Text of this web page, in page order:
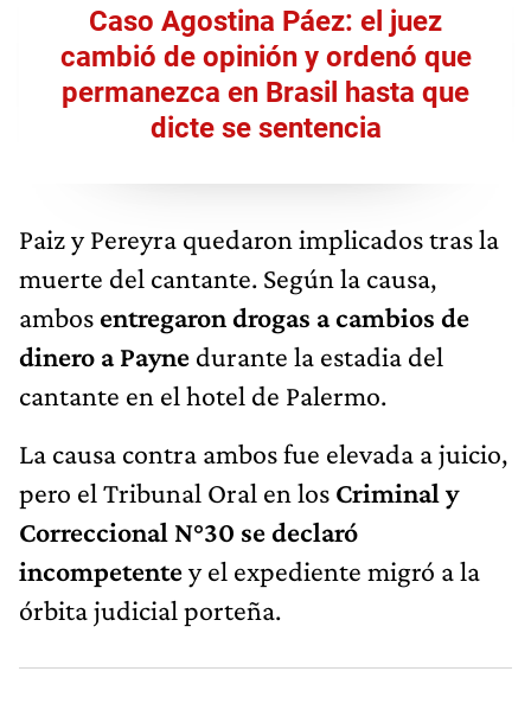
Caso Agostina Páez: el juez
cambió de opinión y ordenó que
permanezca en Brasil hasta que
dicte se sentencia
Paiz y Pereyra quedaron implicados tras la
muerte del cantante. Según la causa,
ambos entregaron drogas a cambios de
dinero a Payne durante la estadia del
cantante en el hotel de Palermo.
La causa contra ambos fue elevada a juicio,
pero el Tribunal Oral en los Criminal y
Correccional N°30 se declaró
incompetentey el expediente migró a la
órbita judicial porteña.